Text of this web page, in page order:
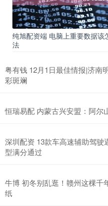
纯旭配资端 电脑上重要数据
法
粤有钱 12月1日最佳情报|济南
彩斑斓
恒瑞易配 内蒙古兴安盟：阿尔
深圳配资 13款车高速辅助驾
型满分通过
牛博 初冬别乱逛！赣州这棵千
纸